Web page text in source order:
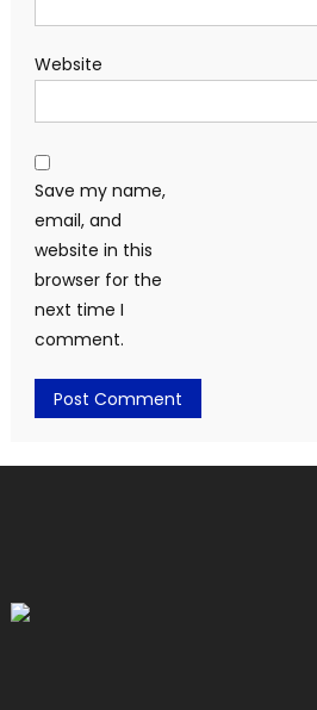
Website
Save my name,
email, and
website in this
browser for the
next time I
comment.